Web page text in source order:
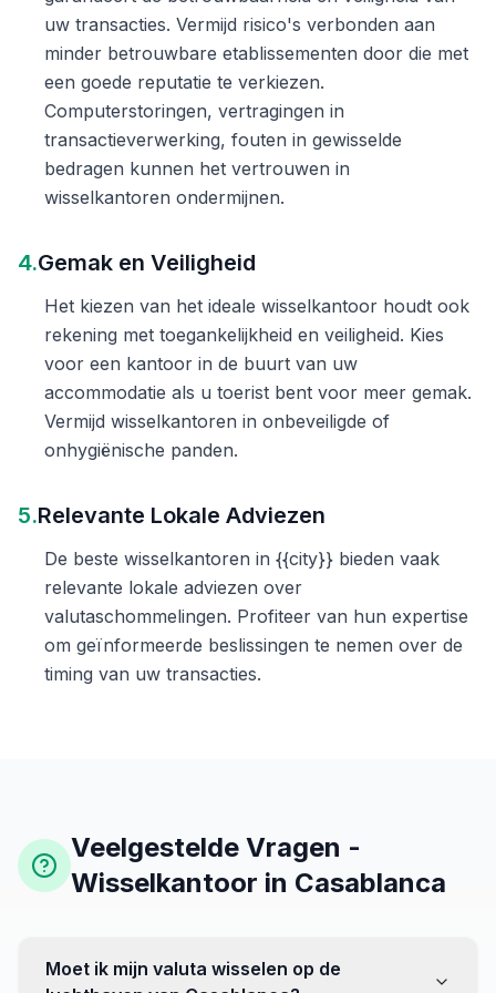
uw transacties. Vermijd risico's verbonden aan
minder betrouwbare etablissementen door die met
een goede reputatie te verkiezen.
Computerstoringen, vertragingen in
transactieverwerking, fouten in gewisselde
bedragen kunnen het vertrouwen in
wisselkantoren ondermijnen.
4.Gemak en Veiligheid
Het kiezen van het ideale wisselkantoor houdt ook
rekening met toegankelijkheid en veiligheid. Kies
voor een kantoor in de buurt van uw
accommodatie als u toerist bent voor meer gemak.
Vermijd wisselkantoren in onbeveiligde of
onhygiënische panden.
5.Relevante Lokale Adviezen
De beste wisselkantoren in {{city}} bieden vaak
relevante lokale adviezen over
valutaschommelingen. Profiteer van hun expertise
om geïnformeerde beslissingen te nemen over de
timing van uw transacties.
Veelgestelde Vragen -
Wisselkantoor in Casablanca
Moet ik mijn valuta wisselen op de